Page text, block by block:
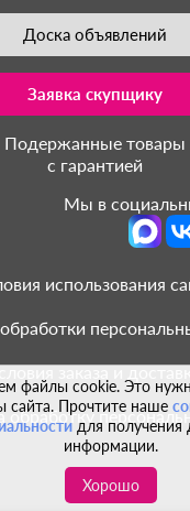
файлы cookie. Это
сайта. Прочтите наше
для получения
информации.
Хорошо
Доска объявлений
Заявка скупщику
Подержанные товары
с гарантией
Мы в
использования
заказа и
обработку